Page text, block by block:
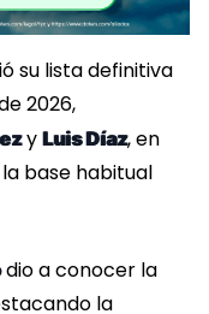
su lista definitiva
2026,
y Luis Díaz, en
base habitual
dio a conocer la
la